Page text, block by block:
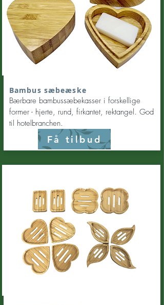
Bambus sæbeæske
Bærbare bambussæbekasser i forskellige
former - hjerte, rund, firkantet, rektangel. God
til hotelbranchen.
Få tilbud